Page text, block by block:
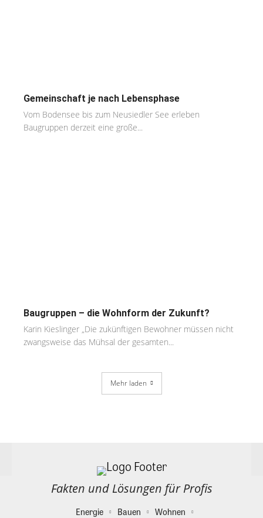
Gemeinschaft je nach Lebensphase
Vom Bodensee bis zum Neusiedler See erleben
Baugruppen derzeit eine große...
Baugruppen – die Wohnform der Zukunft?
Karin Kieslinger „Die zukünftigen Bewohner müssen nicht
zwangsweise das Mühsal der gesamten...
Mehr laden
Fakten und Lösungen für Profis
Energie Bauen
Wohnen